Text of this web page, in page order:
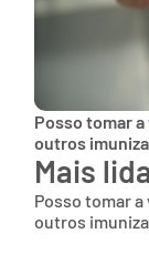
Posso tomar
outros
Mais
Posso tomar
outros